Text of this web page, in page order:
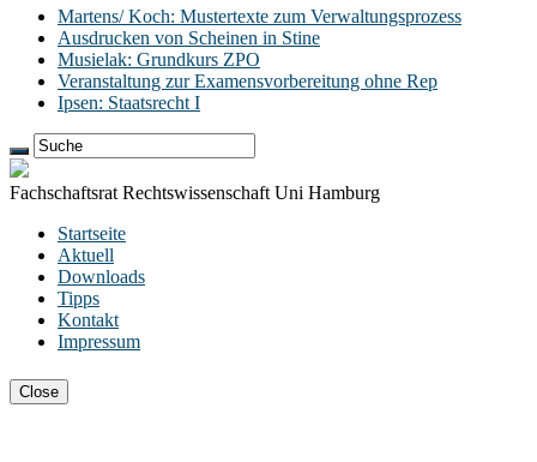
Martens/ Koch: Mustertexte zum Verwaltungsprozess
Ausdrucken von Scheinen in Stine
Musielak: Grundkurs ZPO
Veranstaltung zur Examensvorbereitung ohne Rep
Ipsen: Staatsrecht I
Fachschaftsrat Rechtswissenschaft Uni Hamburg
Startseite
Aktuell
Downloads
Tipps
Kontakt
Impressum
Close